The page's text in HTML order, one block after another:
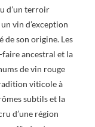
d’un terroir
vin d’exception
de son origine. Les
ancestral et la
de vin rouge
viticole à
subtils et la
d’une région